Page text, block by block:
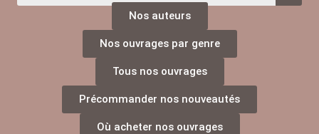
Nos auteurs
Nos ouvrages par genre
Tous nos ouvrages
Précommander nos nouveautés
Où acheter nos ouvrages